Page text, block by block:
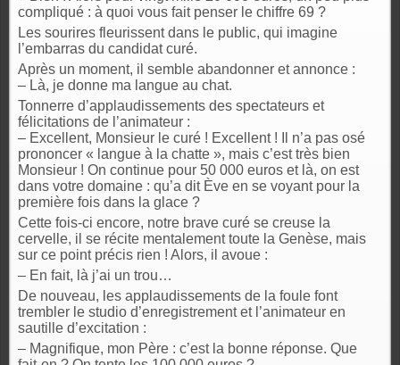
compliqué : à quoi vous fait penser le chiffre 69 ?
Les sourires fleurissent dans le public, qui imagine
l’embarras du candidat curé.
Après un moment, il semble abandonner et annonce :
– Là, je donne ma langue au chat.
Tonnerre d’applaudissements des spectateurs et
félicitations de l’animateur :
– Excellent, Monsieur le curé ! Excellent ! Il n’a pas osé
prononcer « langue à la chatte », mais c’est très bien
Monsieur ! On continue pour 50 000 euros et là, on est
dans votre domaine : qu’a dit Ève en se voyant pour la
première fois dans la glace ?
Cette fois-ci encore, notre brave curé se creuse la
cervelle, il se récite mentalement toute la Genèse, mais
sur ce point précis rien ! Alors, il avoue :
– En fait, là j’ai un trou…
De nouveau, les applaudissements de la foule font
trembler le studio d’enregistrement et l’animateur en
sautille d’excitation :
– Magnifique, mon Père : c’est la bonne réponse. Que